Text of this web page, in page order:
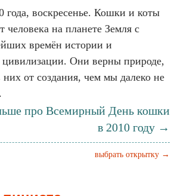
года, воскресенье. Кошки и коты
человека на планете Земля с
времён истории и
цивилизации. Они верны природе,
от создания, чем мы далеко не
про Всемирный День кошки
в 2010 году →
выбрать открытку →